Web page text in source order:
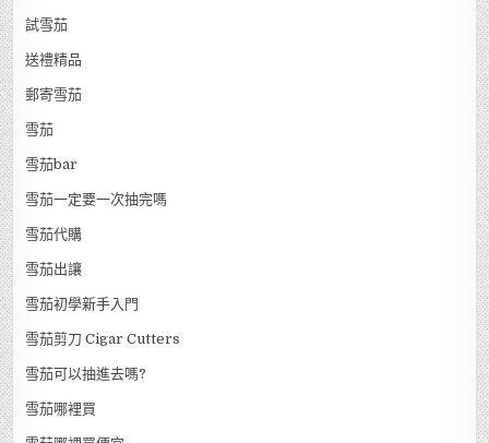
試雪茄
送禮精品
郵寄雪茄
雪茄
雪茄bar
雪茄一定要一次抽完嗎
雪茄代購
雪茄出讓
雪茄初學新手入門
雪茄剪刀 Cigar Cutters
雪茄可以抽進去嗎?
雪茄哪裡買